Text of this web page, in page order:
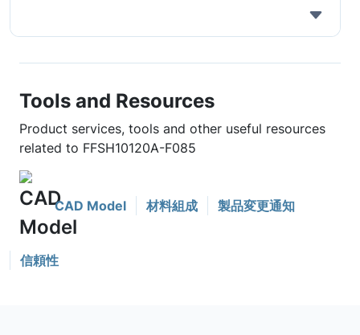
Tools and Resources
Product services, tools and other useful resources
related to FFSH10120A-F085
CAD Model 材料組成 製品変更通知
信頼性